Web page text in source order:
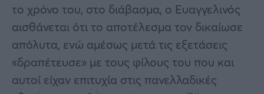
το χρόνο του, στο διάβασμα, ο Ευαγγελινός
αισθάνεται ότι το αποτέλεσμα τον δικαίωσε
απόλυτα, ενώ αμέσως μετά τις εξετάσεις
«δραπέτευσε» με τους φίλους του που και
αυτοί είχαν επιτυχία στις πανελλαδικές